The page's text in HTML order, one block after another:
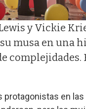
y Vickie
musa en una
complejidades.
protagonistas en